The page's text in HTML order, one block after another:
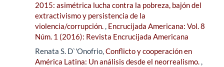
2015: asimétrica lucha contra la pobreza, bajón del
extractivismo y persistencia de la
violencia/corrupción., Encrucijada Americana: Vol. 8
Núm. 1 (2016): Revista Encrucijada Americana
Renata S. D`'Onofrio,Conflicto y cooperación en
América Latina: Un análisis desde el neorrealismo.,